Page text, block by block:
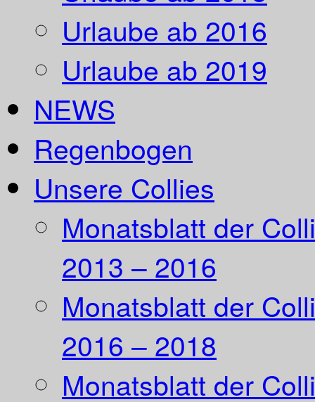
Urlaube ab 2016
Urlaube ab 2019
NEWS
Regenbogen
Unsere Collies
Monatsblatt der
2013 – 2016
Monatsblatt der
2016 – 2018
Monatsblatt der